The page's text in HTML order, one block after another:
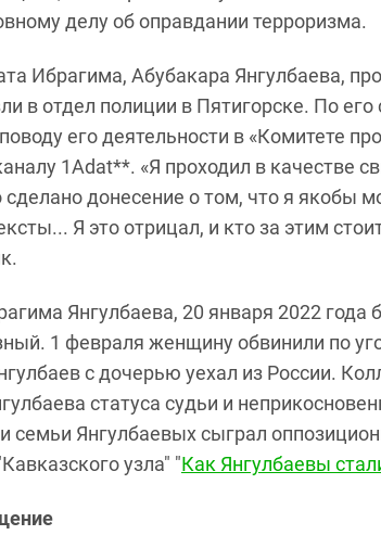
делу об оправдании терроризма.
Ибрагима, Абубакара Янгулбаева,
в отдел полиции в Пятигорске. По
его деятельности в «Комитете
1Adat**. «Я проходил в качестве
донесение о том, что я якобы
Я это отрицал, и кто за этим
Янгулбаева, 20 января 2022 года
1 февраля женщину обвинили по
с дочерью уехал из России.
статуса судьи и
семьи Янгулбаевых сыграл
узла" "Как Янгулбаевы